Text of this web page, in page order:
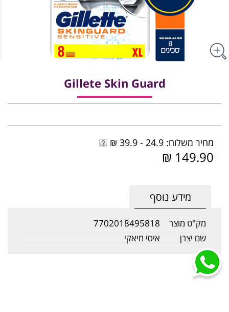
Gillete Skin Guard
מחיר משלוח: 24.9 - 39.9 ₪
149.90 ₪
מידע נוסף
מק"ט מוצר
7702018495818
שם יצרן
איסי מיאקי